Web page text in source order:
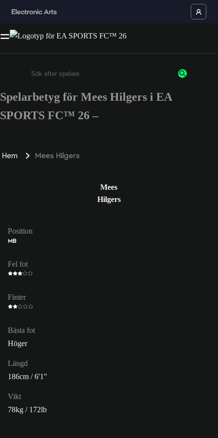
Ange minst 3 tecken eller siffror
Spelarbetyg för Mees Hilgers i EA
SPORTS FC™ 26 –
Hem Mees Hilgers
Mees
Hilgers
Position
MB
Fel fot
Finter
Bästa fot
Höger
Längd
186cm / 6'1"
Vikt
78kg / 172lb